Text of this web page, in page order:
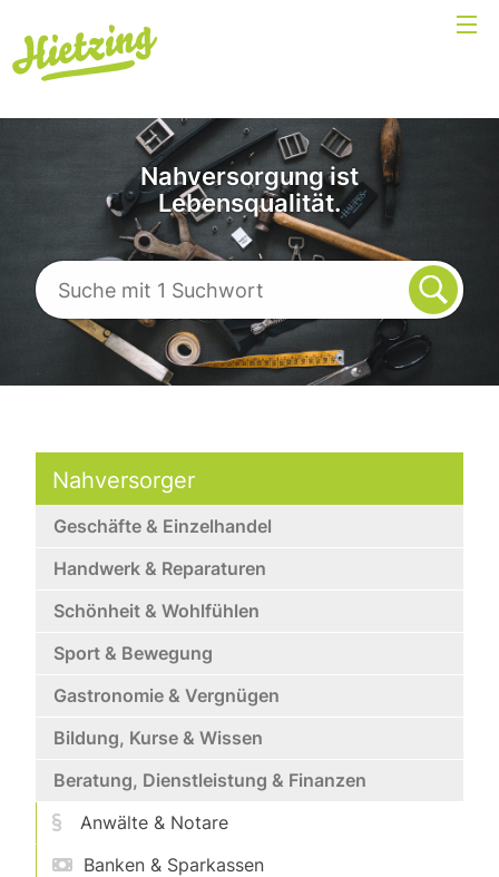
Nahversorgung ist
Lebensqualität.
Nahversorger
Geschäfte & Einzelhandel
Handwerk & Reparaturen
Schönheit & Wohlfühlen
Sport & Bewegung
Gastronomie & Vergnügen
Bildung, Kurse & Wissen
Beratung, Dienstleistung & Finanzen
Anwälte & Notare
Banken & Sparkassen